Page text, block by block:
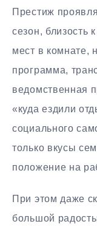
Престиж
сезон, близость
мест в комнате,
программа,
ведомственная
«куда ездили
социального
только вкусы
положение на
При этом даже
большой